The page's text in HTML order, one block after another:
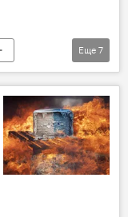
Еще 7